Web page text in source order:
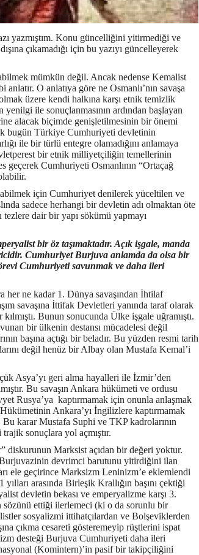
yazmıştım. Konu güncelliğini yitirmediği ve
çıkamadığı için bu yazıyı güncelleyerek
mümkün değil. Ancak nedense Kemalist
O anlatıya göre ne Osmanlı’nın savaşa
üzere kendi halkına karşı etnik temizlik
yenilgi ile sonuçlanmasının ardından başlayan
alacak biçimde genişletilmesinin bir önemi
bugün Türkiye Cumhuriyeti devletinin
ile bir türlü entegre olamadığını anlamaya
bir etnik milliyetçiliğin temellerinin
geçerek Cumhuriyeti Osmanlının “Ortaçağ
için Cumhuriyet denilerek yüceltilen ve
sadece herhangi bir devletin adı olmaktan öte
dair bir yapı sökümü yapmayı
bir öz taşımaktadır. Açık işgale, manda
Cumhuriyet Burjuva anlamda da olsa bir
Cumhuriyeti savunmak ve daha ileri
her ne kadar 1. Dünya savaşından İhtilaf
savaşına İttifak Devletleri yanında taraf olarak
Bunun sonucunda Ülke işgale uğramıştı.
bir ülkenin destansı mücadelesi değil
başına açtığı bir beladır. Bu yüzden resmi tarih
değil henüz bir Albay olan Mustafa Kemal’i
Asya’yı geri alma hayalleri ile İzmir’den
Bu savaşın Ankara hükümeti ve ordusu
Rusya’ya kaptırmamak için onunla anlaşmak
Ankara’yı İngilizlere kaptırmamak
Bu karar Mustafa Suphi ve TKP kadrolarının
sonuçlara yol açmıştır.
diskurunun Marksist açıdan bir değeri yoktur.
devrimci barutunu yitirdiğini ilan
ele geçirince Marksizm Leninizm’e eklemlendi
arasında Birleşik Krallığın başını çektiği
devletin bekası ve emperyalizme karşı 3.
ettiği ilerlemeci (ki o da sorunlu bir
sosyalizmi ittihatçılardan ve Bolşeviklerden
çıkma cesareti gösteremeyip rüştlerini ispat
desteği Burjuva Cumhuriyeti daha ileri
(Komintern)’in pasif bir takipçiliğini